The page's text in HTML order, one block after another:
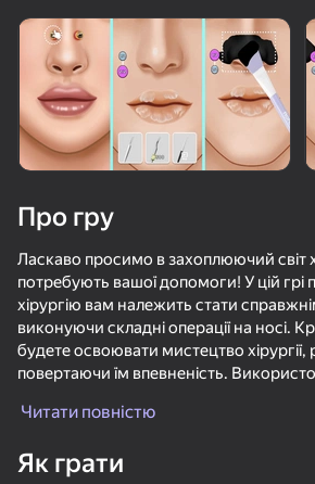
навіть ті, хто «не грає»
Про гру
Ласкаво просимо в захоплюючий світ
потребують вашої допомоги! У цій грі
хірургію вам належить стати
виконуючи складні операції на носі.
будете освоювати мистецтво хірургії,
повертаючи їм впевненість.
Кожна операція-це виклик, який
процес і захоплюючі завдання
Читати повністю
Як грати